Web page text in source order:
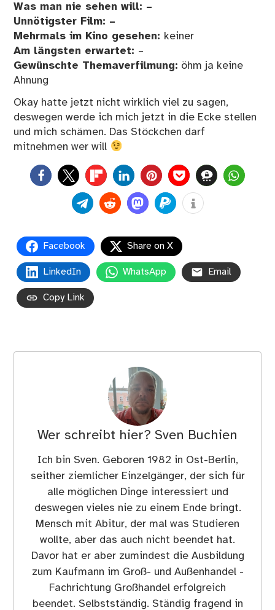
Was man nie sehen will: –
Unnötigster Film: –
Mehrmals im Kino gesehen: keiner
Am längsten erwartet: –
Gewünschte Themaverfilmung: öhm ja keine
Ahnung
Okay hatte jetzt nicht wirklich viel zu sagen,
deswegen werde ich mich jetzt in die Ecke stellen
und mich schämen. Das Stöckchen darf
mitnehmen wer will
0
Facebook Share on X
LinkedIn WhatsApp Email
Copy Link
Wer schreibt hier? Sven Buchien
Ich bin Sven. Geboren 1982 in Ost-Berlin,
seither ziemlicher Einzelgänger, der sich für
alle möglichen Dinge interessiert und
deswegen vieles nie zu einem Ende bringt.
Mensch mit Abitur, der mal was Studieren
wollte, aber das auch nicht beendet hat.
Davor hat er aber zumindest die Ausbildung
zum Kaufmann im Groß- und Außenhandel -
Fachrichtung Großhandel erfolgreich
beendet. Selbstständig. Ständig fragend in